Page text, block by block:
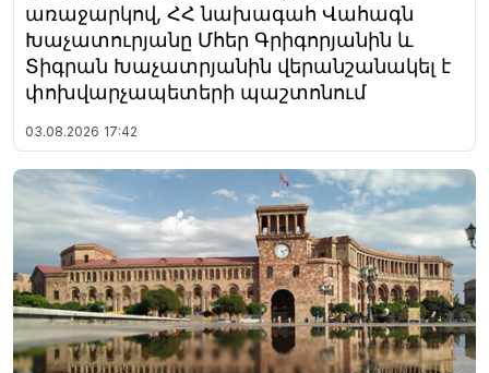
առաջարկով, ՀՀ նախագահ Վահագն
Խաչատուրյանը Մհեր Գրիգորյանին և
Տիգրան Խաչատրյանին վերանշանակել է
փոխվարչապետերի պաշտոնում
03.08.2026 17:42